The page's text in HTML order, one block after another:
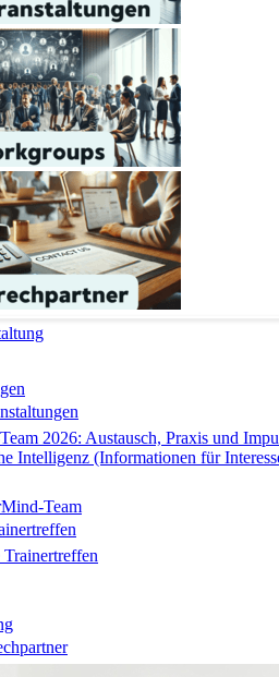
2026: Austausch, Praxis und
Intelligenz (Informationen für
Team